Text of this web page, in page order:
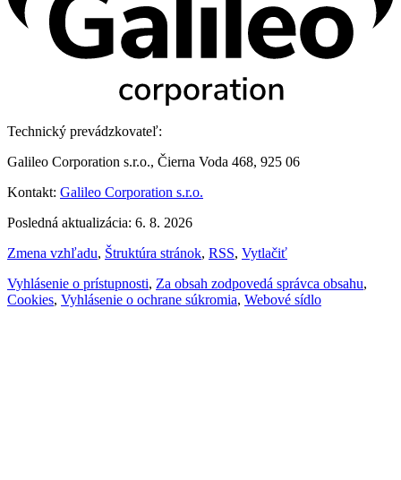
Technický prevádzkovateľ:
Galileo Corporation s.r.o., Čierna Voda 468, 925 06
Kontakt: Galileo Corporation s.r.o.
Posledná aktualizácia: 6. 8. 2026
Zmena vzhľadu, Štruktúra stránok, RSS, Vytlačiť
Vyhlásenie o prístupnosti, Za obsah zodpovedá správca obsahu,
Cookies, Vyhlásenie o ochrane súkromia, Webové sídlo